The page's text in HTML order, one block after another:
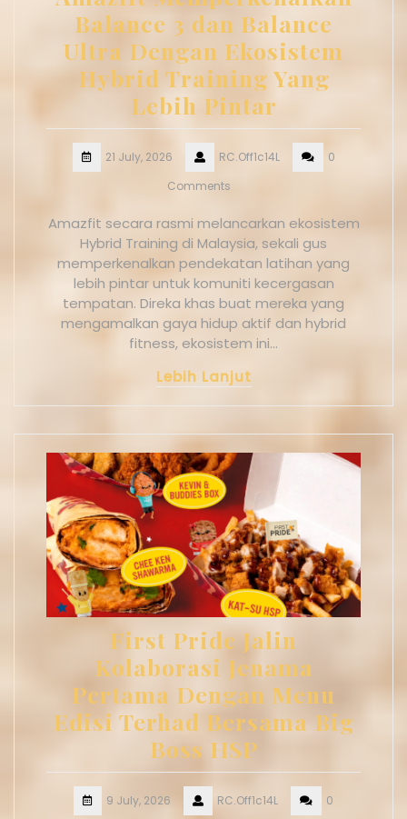
Balance 3 dan Balance
Ultra Dengan Ekosistem
Hybrid Training Yang
Lebih Pintar
21 July, 2026 RC.Off1c14L
0
Comments
Amazfit secara rasmi melancarkan ekosistem
Hybrid Training di Malaysia, sekali gus
memperkenalkan pendekatan latihan yang
lebih pintar untuk komuniti kecergasan
tempatan. Direka khas buat mereka yang
mengamalkan gaya hidup aktif dan hybrid
fitness, ekosistem ini…
Lebih Lanjut
First Pride Jalin
Kolaborasi Jenama
Pertama Dengan Menu
Edisi Terhad Bersama Big
Boss HSP
9 July, 2026 RC.Off1c14L
0